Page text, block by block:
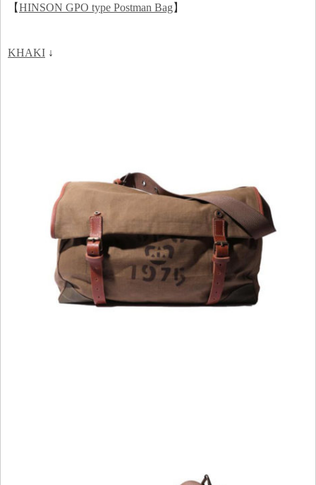
【HINSON GPO type Postman Bag】
KHAKI ↓